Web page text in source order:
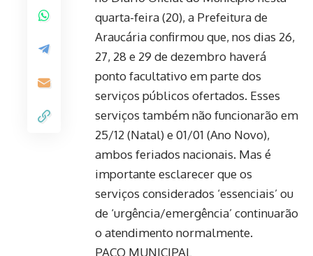
quarta-feira (20), a Prefeitura de
Araucária confirmou que, nos dias 26,
27, 28 e 29 de dezembro haverá
ponto facultativo em parte dos
serviços públicos ofertados. Esses
serviços também não funcionarão em
25/12 (Natal) e 01/01 (Ano Novo),
ambos feriados nacionais. Mas é
importante esclarecer que os
serviços considerados ‘essenciais’ ou
de ‘urgência/emergência’ continuarão
o atendimento normalmente.
PAÇO MUNICIPAL